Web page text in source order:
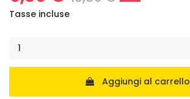
Tasse incluse
Aggiungi al carrello